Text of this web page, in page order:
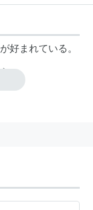
好まれている。